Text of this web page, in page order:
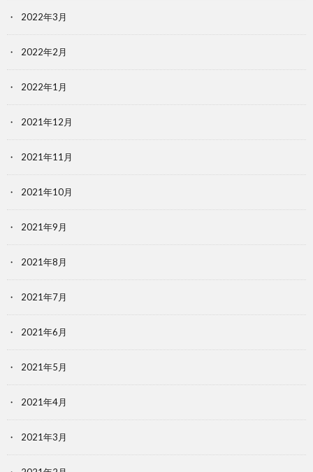
2022年3月
2022年2月
2022年1月
2021年12月
2021年11月
2021年10月
2021年9月
2021年8月
2021年7月
2021年6月
2021年5月
2021年4月
2021年3月